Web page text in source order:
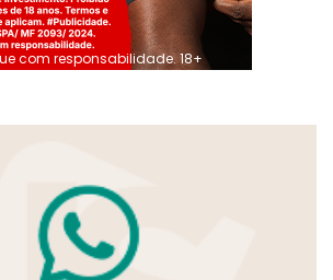
com responsabilidade. 18+